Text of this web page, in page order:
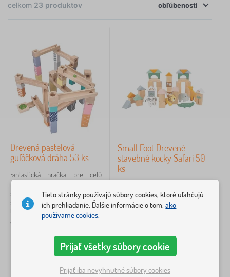
aleboVianočné Montessori darčeky
123 €
Vyhľadať v rámci filtra
Typ ponuky
Štítky
Zrušiť FILTROVANIE
celkom 23 produktov
obľúbenosti
Drevená pastelová
guľôčková dráha 53 ks
Fantastická hračka pre celú
rodinu, ktorá umožňuje
spoločne tráviť čas pri stavbe
stále nových konštrukcií. V
tomto prípade sú prvky drevené
a guľôčky sklenené,...
32,10€
SKLADOM
Small Foot Drevené
stavebné kocky Safari 50
ks
Tento set 50 drevených
stavebných kociek deti očarí
ktoré...
27,50€
SKLADOM
Tieto stránky používajú súbory cookies, ktoré uľahčujú
ich prehliadanie. Ďalšie informácie o tom,ako
používame cookies.
Prijať všetky súbory cookie
Prijať iba nevyhnutné súbory cookies